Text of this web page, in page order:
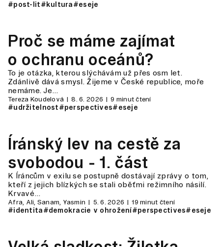
#post-lit#kultura#eseje
Proč se máme zajímat
o ochranu oceánů?
To je otázka, kterou slýchávám už přes osm let.
Zdánlivě dává smysl. Žijeme v České republice, moře
nemáme. Je…
Tereza Koudelová 8. 6. 2026 9 minut čtení
#udržitelnost#perspectives#eseje
Íránský lev na cestě za
svobodou - 1. část
K Íráncům v exilu se postupně dostávají zprávy o tom,
kteří z jejich blízkých se stali oběťmi režimního násilí.
Krvavé…
Afra, Ali, Sanam, Yasmin 5. 6. 2026 19 minut čtení
#identita#demokracie v ohrožení#perspectives#eseje